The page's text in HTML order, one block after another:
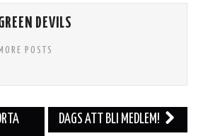
DEVILS
MORE POSTS
DAGS ATT BLI MEDLEM!